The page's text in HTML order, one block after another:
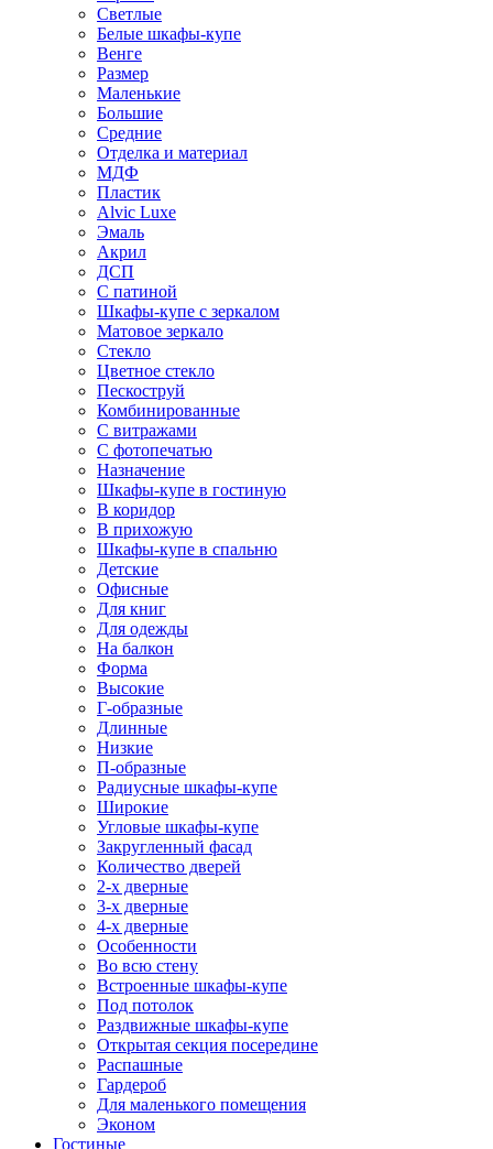
Светлые
Белые шкафы-купе
Венге
Размер
Маленькие
Большие
Средние
Отделка и материал
МДФ
Пластик
Alvic Luxe
Эмаль
Акрил
ДСП
С патиной
Шкафы-купе с зеркалом
Матовое зеркало
Стекло
Цветное стекло
Пескоструй
Комбинированные
С витражами
С фотопечатью
Назначение
Шкафы-купе в гостиную
В коридор
В прихожую
Шкафы-купе в спальню
Детские
Офисные
Для книг
Для одежды
На балкон
Форма
Высокие
Г-образные
Длинные
Низкие
П-образные
Радиусные шкафы-купе
Широкие
Угловые шкафы-купе
Закругленный фасад
Количество дверей
2-х дверные
3-х дверные
4-х дверные
Особенности
Во всю стену
Встроенные шкафы-купе
Под потолок
Раздвижные шкафы-купе
Открытая секция посередине
Распашные
Гардероб
Для маленького помещения
Эконом
Гостиные